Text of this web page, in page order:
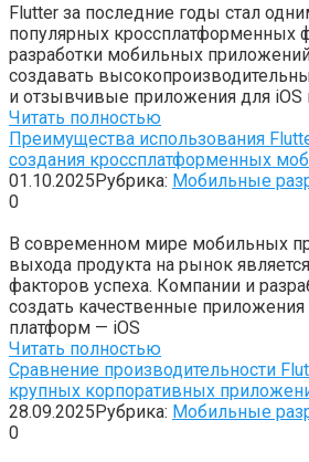
Flutter за последние годы стал
популярных кроссплатформенных
разработки мобильных
создавать
и отзывчивые приложения для iOS
Читать полностью
Преимущества использования
создания кроссплатформенных
01.10.2025Рубрика: Мобильные
0
В современном мире мобильных
выхода продукта на рынок
факторов успеха. Компании и
создать качественные
платформ — iOS
Читать полностью
Сравнение производительности
крупных корпоративных
28.09.2025Рубрика: Мобильные
0